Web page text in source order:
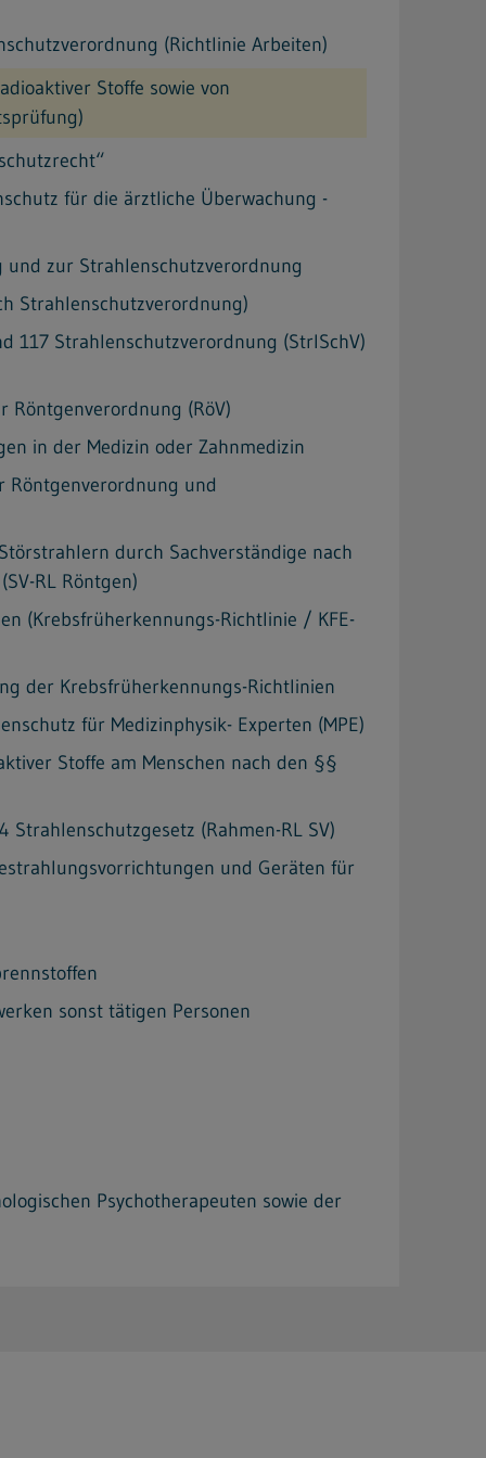
(Richtlinie Arbeiten)
Stoffe sowie von
für die ärztliche Überwachung -
zur Strahlenschutzverordnung
Strahlenschutzverordnung)
117 Strahlenschutzverordnung (StrlSchV)
(RöV)
in der Medizin oder Zahnmedizin
Röntgenverordnung und
durch Sachverständige nach
RL Röntgen)
(Krebsfrüherkennungs-Richtlinie / KFE-
der Krebsfrüherkennungs-Richtlinien
für Medizinphysik- Experten (MPE)
Stoffe am Menschen nach den §§
(Rahmen-RL SV)
und Geräten für
sonst tätigen Personen
Psychotherapeuten sowie der